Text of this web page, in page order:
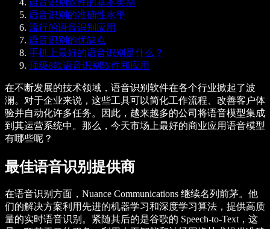
语音识别的准确性水平
流行的语音识别应用
语音识别的优缺点
手机上最好的语音识别是什么？
顶级8款语音识别软件和应用
在不断发展的技术领域，语音识别软件在各个行业掀起了波
澜。对于企业来说，这些工具可以简化工作流程、改善客户体
验并自动化许多任务。因此，越来越多的公司将语音模型集成
到其运营系统中。那么，今天市场上最好的商业应用语音模型
有哪些呢？
最佳语音识别提供商
在语音识别方面，Nuance Communications 继续名列前茅。他
们的解决方案利用先进的机器学习和深度学习算法，提供高质
量的实时语音识别。紧随其后的是谷歌的 Speech-to-Text，这